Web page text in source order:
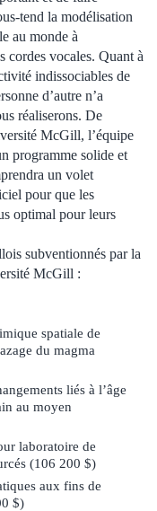
tend la modélisation
au monde à
cordes vocales. Quant à
indissociables de
d’autre n’a
réaliserons. De
McGill, l’équipe
programme solide et
un volet
pour que les
optimal pour leurs
subventionnés par la
McGill :
spatiale de
du magma
liés à l’âge
au moyen
laboratoire de
(106 200 $)
aux fins de
$)